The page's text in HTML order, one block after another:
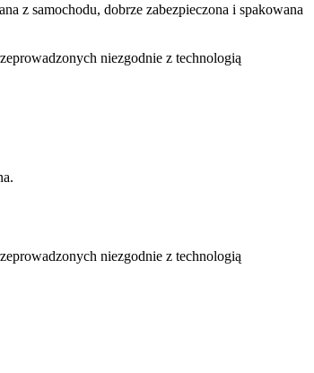
z samochodu, dobrze zabezpieczona i spakowana
niezgodnie z technologią
niezgodnie z technologią